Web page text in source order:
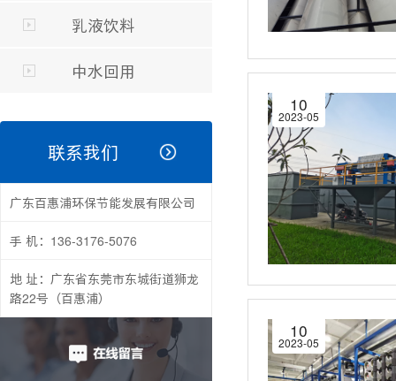
10
2023-05
10
2023-05
乳液饮料
中水回用
联系我们
广东百惠浦环保节能发展有限公司
手 机：136-3176-5076
地 址：广东省东莞市东城街道狮龙
路22号（百惠浦）